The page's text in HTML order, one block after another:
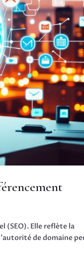
(SEO). Elle reflète la
de domaine